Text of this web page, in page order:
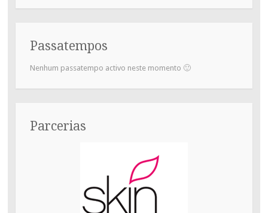
Passatempos
Nenhum passatempo activo neste momento 🙂
Parcerias